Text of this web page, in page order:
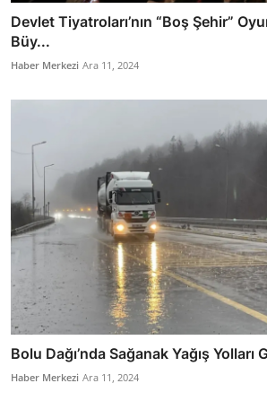
Devlet Tiyatroları’nın “Boş Şehir”
Büy...
Haber Merkezi Ara 11, 2024
Bolu Dağı’nda Sağanak Yağış Yolları
Haber Merkezi Ara 11, 2024